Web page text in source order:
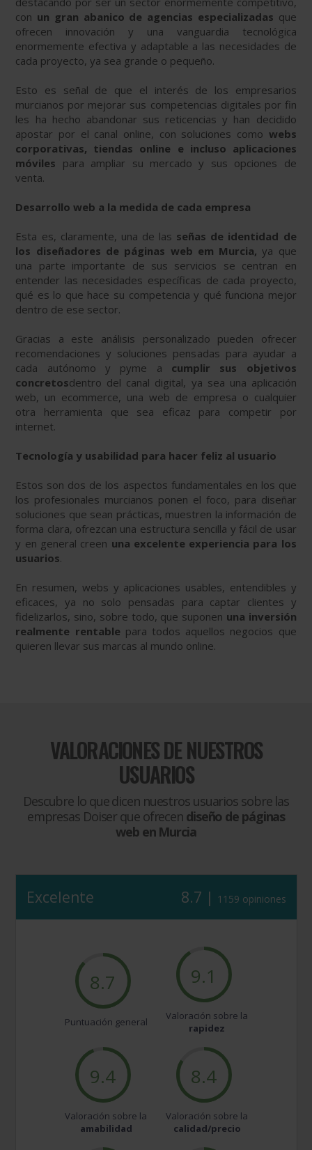
con un gran abanico de agencias especializadas que
ofrecen innovación y una vanguardia tecnológica
enormemente efectiva y adaptable a las necesidades de
cada proyecto, ya sea grande o pequeño.
Esto es señal de que el interés de los empresarios
murcianos por mejorar sus competencias digitales por fin
les ha hecho abandonar sus reticencias y han decidido
apostar por el canal online, con soluciones como webs
corporativas, tiendas online e incluso aplicaciones
móviles para ampliar su mercado y sus opciones de
venta.
Desarrollo web a la medida de cada empresa
Esta es, claramente, una de las señas de identidad de
los diseñadores de páginas web em Murcia, ya que
una parte importante de sus servicios se centran en
entender las necesidades específicas de cada proyecto,
qué es lo que hace su competencia y qué funciona mejor
dentro de ese sector.
Gracias a este análisis personalizado pueden ofrecer
recomendaciones y soluciones pensadas para ayudar a
cada autónomo y pyme a cumplir sus objetivos
concretosdentro del canal digital, ya sea una aplicación
web, un ecommerce, una web de empresa o cualquier
otra herramienta que sea eficaz para competir por
internet.
Tecnología y usabilidad para hacer feliz al usuario
Estos son dos de los aspectos fundamentales en los que
los profesionales murcianos ponen el foco, para diseñar
soluciones que sean prácticas, muestren la información de
forma clara, ofrezcan una estructura sencilla y fácil de usar
y en general creen una excelente experiencia para los
usuarios.
En resumen, webs y aplicaciones usables, entendibles y
eficaces, ya no solo pensadas para captar clientes y
fidelizarlos, sino, sobre todo, que suponen una inversión
realmente rentable para todos aquellos negocios que
quieren llevar sus marcas al mundo online.
VALORACIONES DE NUESTROS
USUARIOS
Descubre lo que dicen nuestros usuarios sobre las
empresas Doiser que ofrecen diseño de páginas
web en Murcia
Excelente 8.7 | 1159 opiniones
8.7
Puntuación general
9.1
Valoración sobre la
rapidez
9.4
Valoración sobre la
amabilidad
8.4
Valoración sobre la
calidad/precio